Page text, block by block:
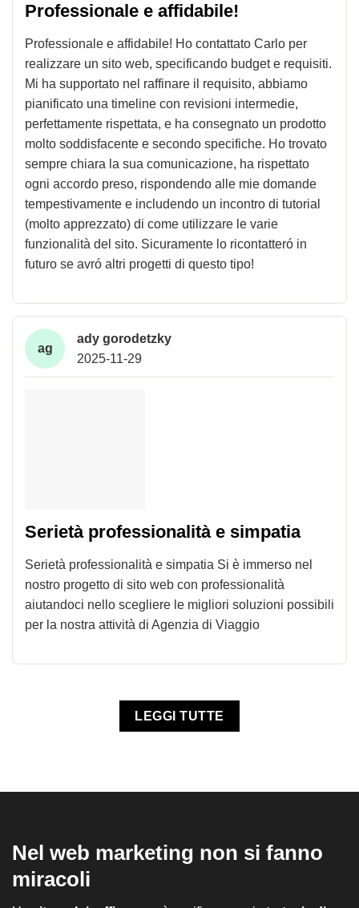
Professionale e affidabile!
Professionale e affidabile! Ho contattato Carlo per
realizzare un sito web, specificando budget e requisiti.
Mi ha supportato nel raffinare il requisito, abbiamo
pianificato una timeline con revisioni intermedie,
perfettamente rispettata, e ha consegnato un prodotto
molto soddisfacente e secondo specifiche. Ho trovato
sempre chiara la sua comunicazione, ha rispettato
ogni accordo preso, rispondendo alle mie domande
tempestivamente e includendo un incontro di tutorial
(molto apprezzato) di come utilizzare le varie
funzionalità del sito. Sicuramente lo ricontatteró in
futuro se avró altri progetti di questo tipo!
ag
ady gorodetzky
2025-11-29
Serietà professionalità e simpatia
Serietà professionalità e simpatia Si è immerso nel
nostro progetto di sito web con professionalità
aiutandoci nello scegliere le migliori soluzioni possibili
per la nostra attività di Agenzia di Viaggio
LEGGI TUTTE
Nel web marketing non si fanno
miracoli